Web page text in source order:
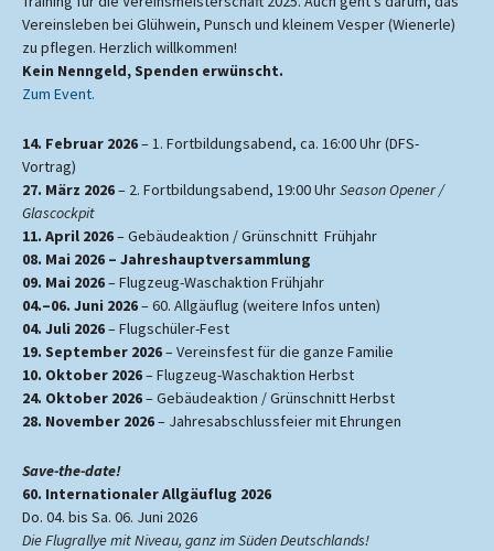
Vereinsleben bei Glühwein, Punsch und kleinem Vesper (Wienerle)
zu pflegen. Herzlich willkommen!
Kein Nenngeld, Spenden erwünscht.
Zum Event.
14. Februar 2026– 1. Fortbildungsabend, ca. 16:00 Uhr (DFS-
Vortrag)
27. März 2026– 2. Fortbildungsabend, 19:00 UhrSeason Opener /
Glascockpit
11. April 2026– Gebäudeaktion / Grünschnitt Frühjahr
08. Mai 2026 – Jahreshauptversammlung
09. Mai 2026– Flugzeug-Waschaktion Frühjahr
04.–06. Juni 2026– 60. Allgäuflug (weitere Infos unten)
04. Juli 2026– Flugschüler-Fest
19. September 2026– Vereinsfest für die ganze Familie
10. Oktober 2026– Flugzeug-Waschaktion Herbst
24. Oktober 2026– Gebäudeaktion / Grünschnitt Herbst
28. November 2026– Jahresabschlussfeier mit Ehrungen
Save-the-date!
60. Internationaler Allgäuflug 2026
Do. 04. bis Sa. 06. Juni 2026
Die Flugrallye mit Niveau, ganz im Süden Deutschlands!